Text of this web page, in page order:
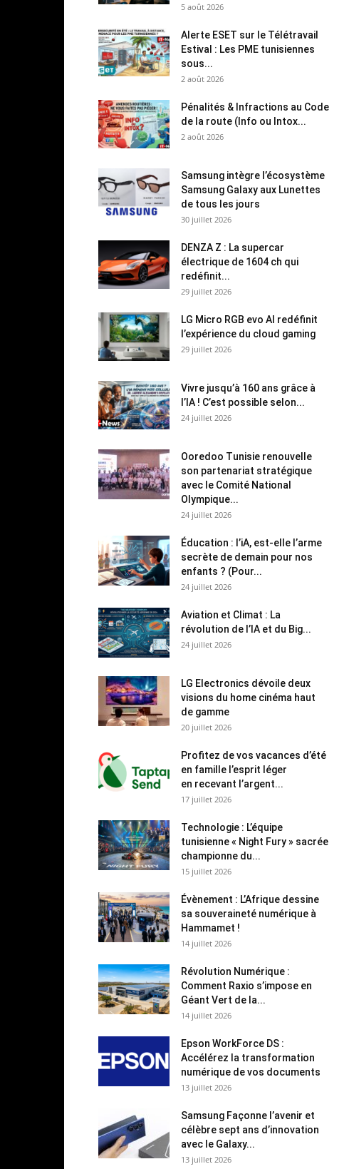
5 août 2026
Alerte ESET sur le Télétravail
Estival : Les PME tunisiennes
sous...
2 août 2026
Pénalités & Infractions au Code
de la route (Info ou Intox...
2 août 2026
Samsung intègre l’écosystème
Samsung Galaxy aux Lunettes
de tous les jours
30 juillet 2026
DENZA Z : La supercar
électrique de 1604 ch qui
redéfinit...
29 juillet 2026
LG Micro RGB evo AI redéfinit
l’expérience du cloud gaming
29 juillet 2026
Vivre jusqu’à 160 ans grâce à
l’IA ! C’est possible selon...
24 juillet 2026
Ooredoo Tunisie renouvelle
son partenariat stratégique
avec le Comité National
Olympique...
24 juillet 2026
Éducation : l’iA, est-elle l’arme
secrète de demain pour nos
enfants ? (Pour...
24 juillet 2026
Aviation et Climat : La
révolution de l’IA et du Big...
24 juillet 2026
LG Electronics dévoile deux
visions du home cinéma haut
de gamme
20 juillet 2026
Profitez de vos vacances d’été
en famille l’esprit léger
en recevant l’argent...
17 juillet 2026
Technologie : L’équipe
tunisienne « Night Fury » sacrée
championne du...
15 juillet 2026
Évènement : L’Afrique dessine
sa souveraineté numérique à
Hammamet !
14 juillet 2026
Révolution Numérique :
Comment Raxio s’impose en
Géant Vert de la...
14 juillet 2026
Epson WorkForce DS :
Accélérez la transformation
numérique de vos documents
13 juillet 2026
Samsung Façonne l’avenir et
célèbre sept ans d’innovation
avec le Galaxy...
13 juillet 2026